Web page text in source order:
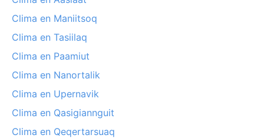
Clima en Maniitsoq
Clima en Tasiilaq
Clima en Paamiut
Clima en Nanortalik
Clima en Upernavik
Clima en Qasigiannguit
Clima en Qeqertarsuaq